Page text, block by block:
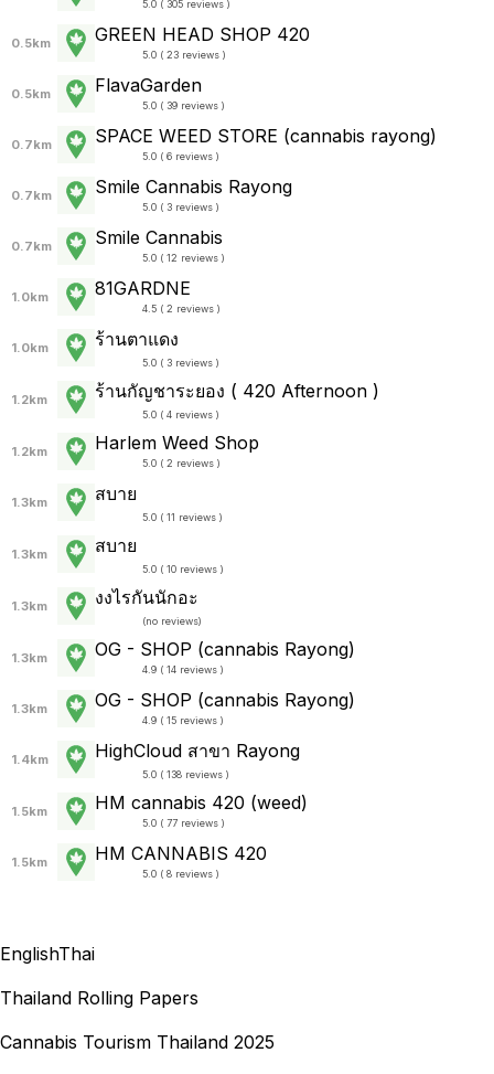
5.0 ( 305 reviews )
0.5km GREEN HEAD SHOP 420
5.0 ( 23 reviews )
0.5km FlavaGarden
5.0 ( 39 reviews )
0.7km SPACE WEED STORE (cannabis rayong)
5.0 ( 6 reviews )
0.7km Smile Cannabis Rayong
5.0 ( 3 reviews )
0.7km Smile Cannabis
5.0 ( 12 reviews )
1.0km 81GARDNE
4.5 ( 2 reviews )
1.0km ร้านตาแดง
5.0 ( 3 reviews )
1.2km ร้านกัญชาระยอง ( 420 Afternoon )
5.0 ( 4 reviews )
1.2km Harlem Weed Shop
5.0 ( 2 reviews )
1.3km สบาย
5.0 ( 11 reviews )
1.3km สบาย
5.0 ( 10 reviews )
1.3km งงไรกันนักอะ
(no reviews)
1.3km OG - SHOP (cannabis Rayong)
4.9 ( 14 reviews )
1.3km OG - SHOP (cannabis Rayong)
4.9 ( 15 reviews )
1.4km HighCloud สาขา Rayong
5.0 ( 138 reviews )
1.5km HM cannabis 420 (weed)
5.0 ( 77 reviews )
1.5km HM CANNABIS 420
5.0 ( 8 reviews )
EnglishThai
Thailand Rolling Papers
Cannabis Tourism Thailand 2025